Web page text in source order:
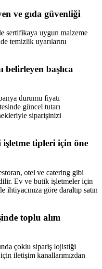
ve gıda güvenliği
sertifikaya uygun malzeme
temizlik uyarılarını
belirleyen başlıca
durumu fiyatı
güncel tutarı
siparişinizi
tipleri için öne
otel ve catering gibi
Ev ve butik işletmeler için
göre daraltıp satın
toplu alım
çoklu sipariş lojistiği
iletişim kanallarımızdan